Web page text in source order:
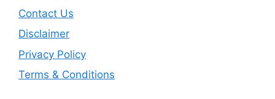
Contact Us
Disclaimer
Privacy Policy
Terms & Conditions